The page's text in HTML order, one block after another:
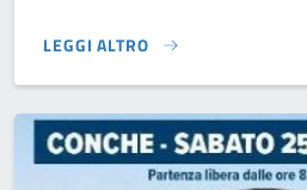
LEGGI ALTRO
IL WELL-FARE CHE CONNETTE}